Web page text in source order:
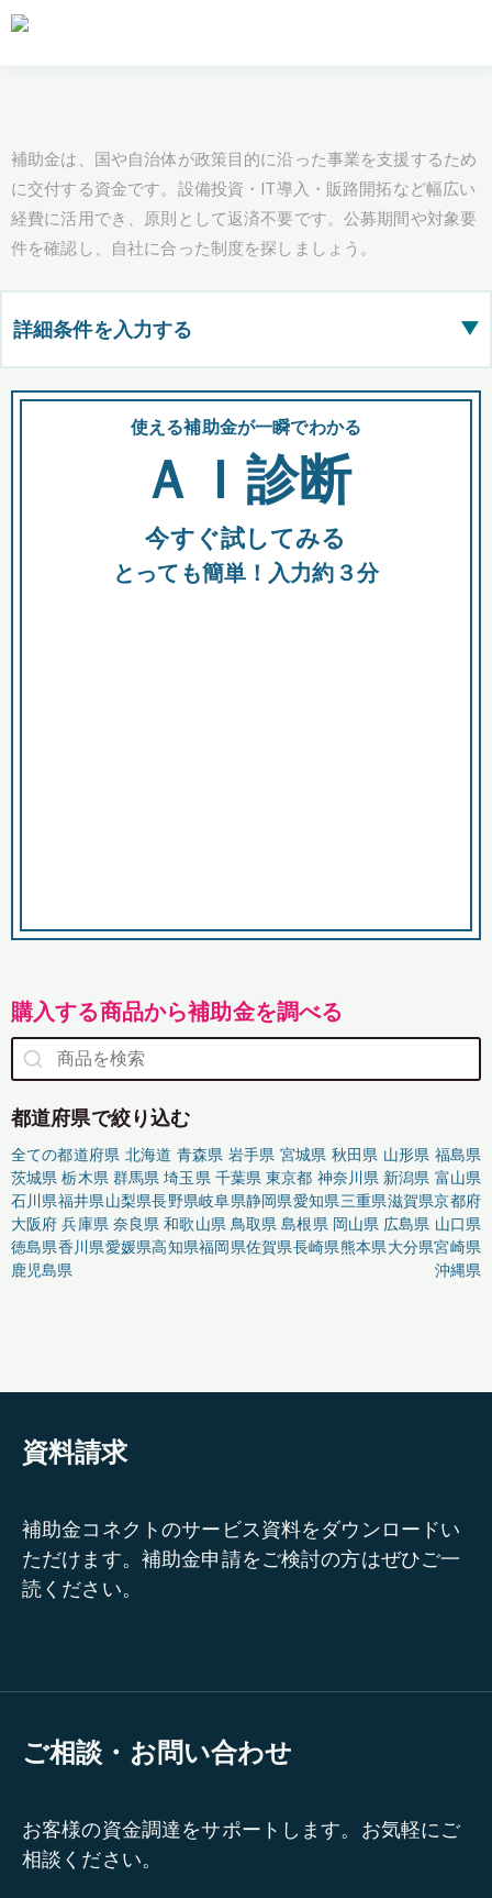
補助金は、国や自治体が政策目的に沿った事業を支援するため
に交付する資金です。設備投資・IT導入・販路開拓など幅広い
経費に活用でき、原則として返済不要です。公募期間や対象要
件を確認し、自社に合った制度を探しましょう。
詳細条件を入力する ▶
都道府県
全国の検索結果を含めて表示
助成金 融資 出資
使える補助金が一瞬でわかる
ＡＩ診断
今すぐ試してみる
とっても簡単！入力約３分
購入する商品から補助金を調べる
都道府県で絞り込む
全ての都道府県 北海道 青森県 岩手県 宮城県 秋田県 山形県 福島県
茨城県 栃木県 群馬県 埼玉県 千葉県 東京都 神奈川県 新潟県 富山県
石川県福井県山梨県長野県岐阜県静岡県愛知県三重県滋賀県京都府
大阪府 兵庫県 奈良県 和歌山県 鳥取県 島根県 岡山県 広島県 山口県
徳島県香川県愛媛県高知県福岡県佐賀県長崎県熊本県大分県宮崎県
鹿児島県
沖縄県
資料請求
補助金コネクトのサービス資料をダウンロードい
ただけます。補助金申請をご検討の方はぜひご一
読ください。
ご相談・お問い合わせ
お客様の資金調達をサポートします。お気軽にご
相談ください。